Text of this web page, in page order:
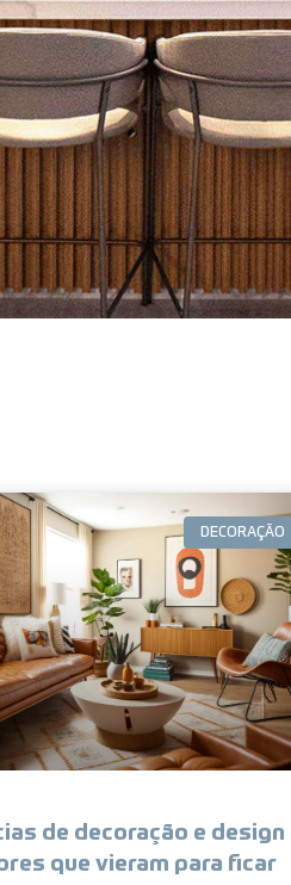
DECORAÇÃO
de decoração e design
que vieram para ficar